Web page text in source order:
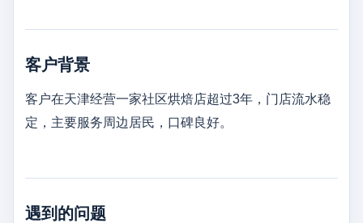
客户背景
客户在天津经营一家社区烘焙店超过3年，门店流水稳
定，主要服务周边居民，口碑良好。
遇到的问题